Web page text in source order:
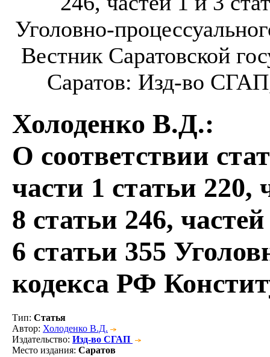
Уголовно-
Вестник Саратовской
Саратов: Изд-во
Холоденко В.Д.:
О соответствии
части 1 статьи 220,
8 статьи 246,
6 статьи 355
кодекса РФ
Тип: Статья
Автор: Холоденко В.Д.
Издательство: Изд-во СГАП
Место издания: Саратов